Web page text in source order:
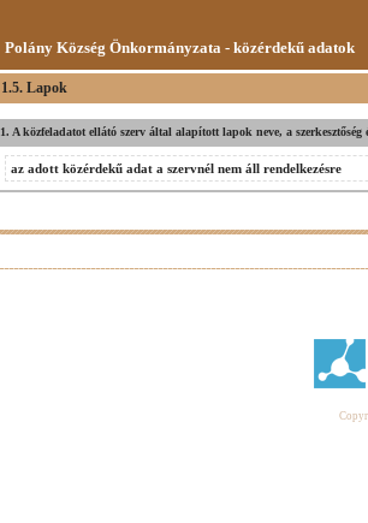
Polány Község Önkormányzata - közérdekű adatok
1.5. Lapok
1. A közfeladatot ellátó szerv által alapított lapok neve, a szerkesztőség
az adott közérdekű adat a szervnél nem áll rendelkezésre